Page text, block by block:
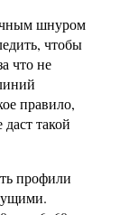
шнуром
чтобы
что не
правило,
такой
профили